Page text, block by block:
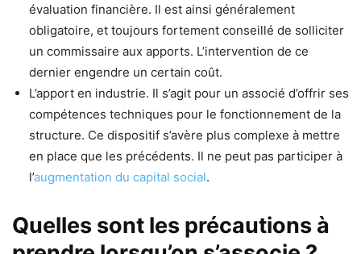
évaluation financière. Il est ainsi généralement
obligatoire, et toujours fortement conseillé de solliciter
un commissaire aux apports. L’intervention de ce
dernier engendre un certain coût.
L’apport en industrie. Il s’agit pour un associé d’offrir ses
compétences techniques pour le fonctionnement de la
structure. Ce dispositif s’avère plus complexe à mettre
en place que les précédents. Il ne peut pas participer à
l’augmentation du capital social.
Quelles sont les précautions à